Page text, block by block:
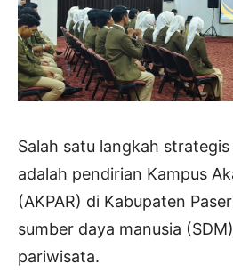
Salah satu langkah
adalah pendirian Kampus
(AKPAR) di Kabupaten
sumber daya manusia
pariwisata.